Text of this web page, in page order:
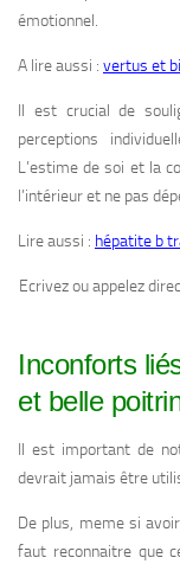
émotionnel.
A lire aussi : vertus et
Il est crucial de
perceptions
L’estime de soi et la
l’intérieur et ne pas
Lire aussi : hépatite b
Ecrivez ou appelez
Inconforts
et belle
Il est important de
devrait jamais être
De plus, meme si
faut reconnaitre que